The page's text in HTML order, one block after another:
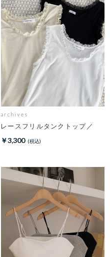
archives
レースフリルタンクトップ／
￥3,300